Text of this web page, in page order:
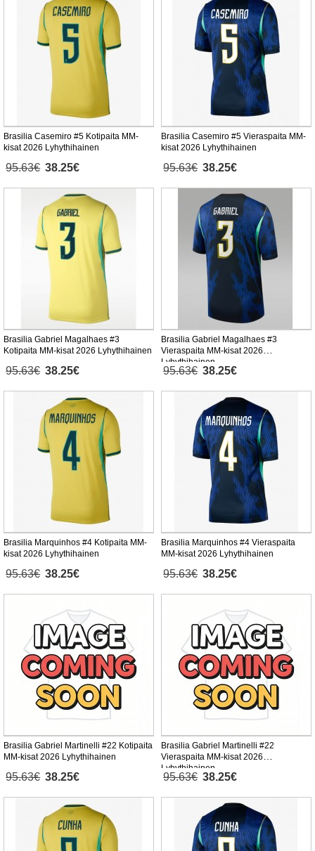
Brasilia Casemiro #5 Kotipaita MM-
kisat 2026 Lyhythihainen
95.63€ 38.25€
Brasilia Casemiro #5 Vieraspaita MM-
kisat 2026 Lyhythihainen
95.63€ 38.25€
Brasilia Gabriel Magalhaes #3
Kotipaita MM-kisat 2026 Lyhythihainen
95.63€ 38.25€
Brasilia Gabriel Magalhaes #3
Vieraspaita MM-kisat 2026
Lyhythihainen
95.63€ 38.25€
Brasilia Marquinhos #4 Kotipaita MM-
kisat 2026 Lyhythihainen
95.63€ 38.25€
Brasilia Marquinhos #4 Vieraspaita
MM-kisat 2026 Lyhythihainen
95.63€ 38.25€
Brasilia Gabriel Martinelli #22 Kotipaita
MM-kisat 2026 Lyhythihainen
95.63€ 38.25€
Brasilia Gabriel Martinelli #22
Vieraspaita MM-kisat 2026
Lyhythihainen
95.63€ 38.25€